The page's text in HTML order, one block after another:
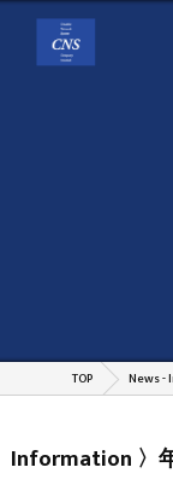
TOP News -
Information 〉